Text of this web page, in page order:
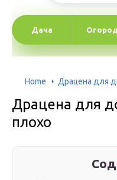
Дача Огород
Home Драцена для
Драцена для
плохо